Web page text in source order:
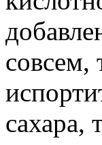
совсем,
сахара,